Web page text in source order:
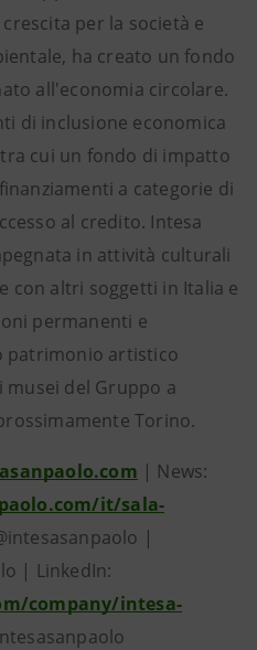
per la società e
ha creato un fondo
all'economia circolare.
di inclusione economica
cui un fondo di impatto
a categorie di
al credito. Intesa
in attività culturali
con altri soggetti in Italia e
permanenti e
patrimonio artistico
musei del Gruppo a
Torino.
| News:
it/sala-
|
| LinkedIn:
company/intesa-